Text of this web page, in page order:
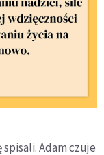
spisali. Adam czuje